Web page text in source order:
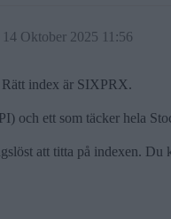
14 Oktober 2025 11:56
Rätt index är SIXPRX.
och ett som täcker hela
att titta på indexen.